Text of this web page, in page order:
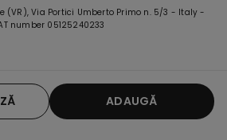
ADAUGĂ
(VR), Via Portici Umberto Primo n. 5/3 - Italy -
number 05125240233